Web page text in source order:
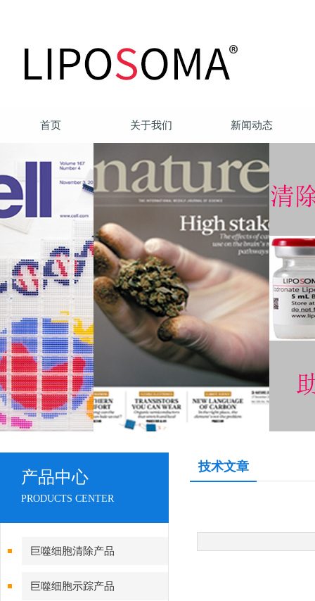
首页 关于我们 新闻动态
产品中心
PRODUCTS CENTER
巨噬细胞清除产品
巨噬细胞示踪产品
技术文章